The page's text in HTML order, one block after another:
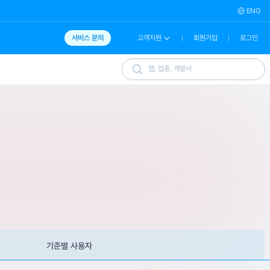
ENG
서비스 문의 고객지원 회원가입 로그인
기준별 사용자